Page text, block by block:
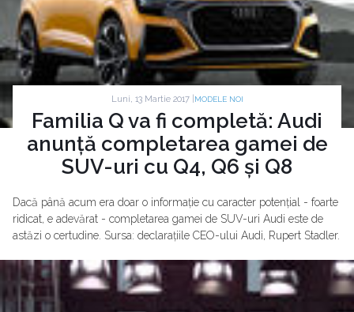
Luni, 13 Martie 2017 | MODELE NOI
Familia Q va fi completă: Audi
anunță completarea gamei de
SUV-uri cu Q4, Q6 și Q8
Dacă până acum era doar o informație cu caracter potențial - foarte
ridicat, e adevărat - completarea gamei de SUV-uri Audi este de
astăzi o certudine. Sursa: declarațiile CEO-ului Audi, Rupert Stadler.